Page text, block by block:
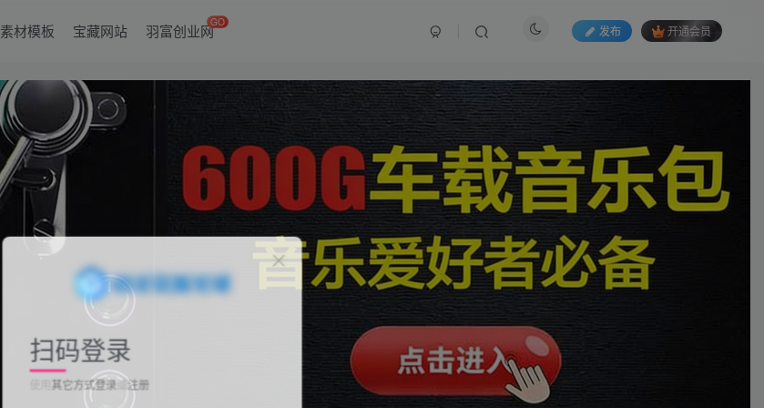
素材模板 宝藏网站 羽富创业网GO
发布 开通会员
扫码登录
其它方式登录或注册